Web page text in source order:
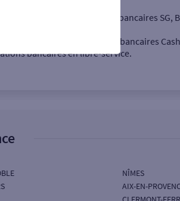
entre les quatre enseignes bancaires SG,
par des automates bancaires
bancaires en libre-service.
NÎMES
AIX-EN-